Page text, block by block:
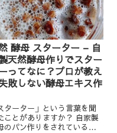
酵母 スターター – 自
天然酵母作りでスター
ってなに？プロが教え
敗しない酵母エキス作
ターター」という言葉を聞
ことがありますか？ 自家製
のパン作りをされている方